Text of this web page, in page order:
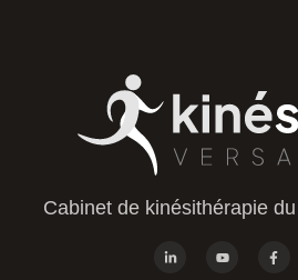
Cabinet de kinésithérapie